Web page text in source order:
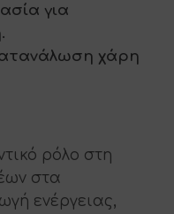
για
χάρη
ρόλο στη
στα
ενέργειας,